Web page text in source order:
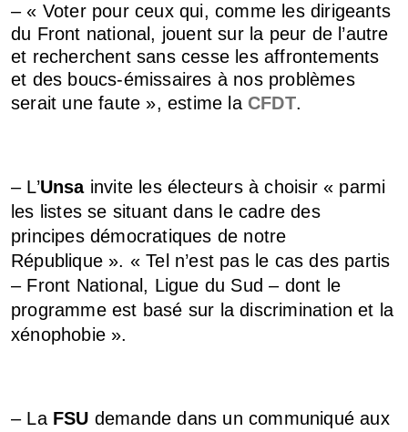
– « Voter pour ceux qui, comme les dirigeants
du Front national, jouent sur la peur de l’autre
et recherchent sans cesse les affrontements
et des boucs-émissaires à nos problèmes
serait une faute », estime la CFDT.
– L’Unsainvite les électeurs à choisir « parmi
les listes se situant dans le cadre des
principes démocratiques de notre
République ». « Tel n’est pas le cas des partis
– Front National, Ligue du Sud – dont le
programme est basé sur la discrimination et la
xénophobie ».
– La FSU demande dans un communiqué aux